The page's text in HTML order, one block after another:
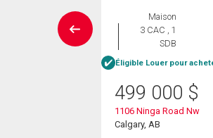
Maison
3 CAC , 1
SDB
Éligible Louer pour
499 000 $
1106 Ninga Road Nw
Calgary, AB